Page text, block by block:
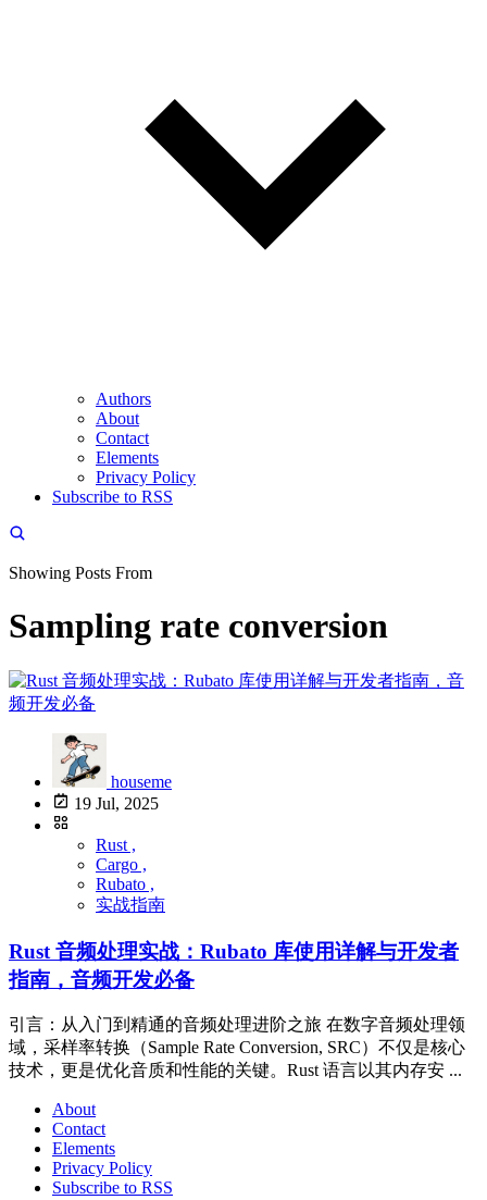
Authors
About
Contact
Elements
Privacy Policy
Subscribe to RSS
Showing Posts From
Sampling rate conversion
houseme
19 Jul, 2025
Rust ,
Cargo ,
Rubato ,
实战指南
Rust 音频处理实战：Rubato 库使用详解与开发者
指南，音频开发必备
引言：从入门到精通的音频处理进阶之旅 在数字音频处理领
域，采样率转换（Sample Rate Conversion, SRC）不仅是核心
技术，更是优化音质和性能的关键。Rust 语言以其内存安 ...
About
Contact
Elements
Privacy Policy
Subscribe to RSS